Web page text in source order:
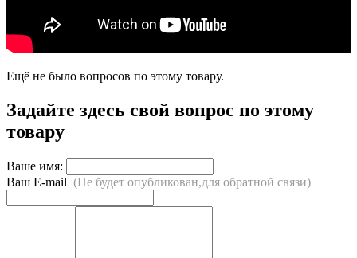
Ещё не было вопросов по этому товару.
Задайте здесь свой вопрос по этому
товару
Ваше имя:
Ваш E-mail (Не будет опубликован,для обратной связи)